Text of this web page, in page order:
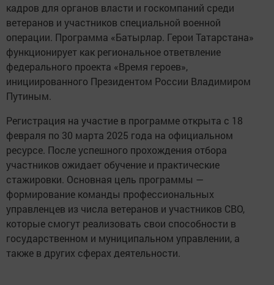
кадров для органов власти и госкомпаний среди
ветеранов и участников специальной военной
операции. Программа «Батырлар. Герои Татарстана»
функционирует как региональное ответвление
федерального проекта «Время героев»,
инициированного Президентом России Владимиром
Путиным.
Регистрация на участие в программе открыта с 18
февраля по 30 марта 2025 года на официальном
ресурсе. После успешного прохождения отбора
участников ожидает обучение и практические
стажировки. Основная цель программы —
формирование команды профессиональных
управленцев из числа ветеранов и участников СВО,
которые смогут реализовать свои способности в
государственном и муниципальном управлении, а
также в других сферах деятельности.